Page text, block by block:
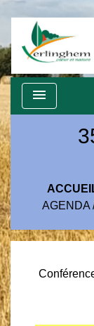
menu
AGENDA